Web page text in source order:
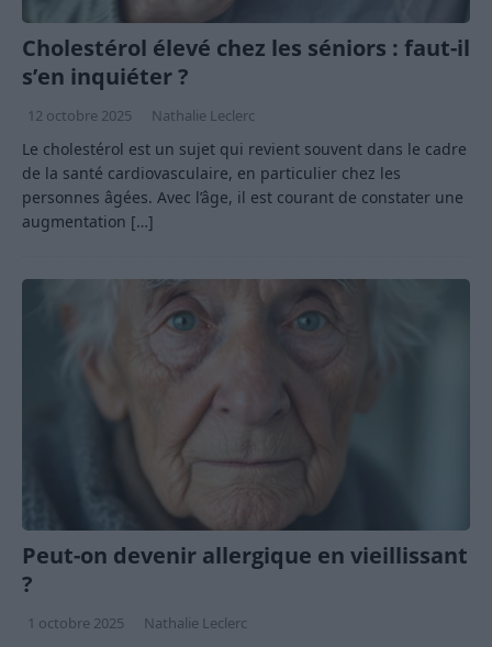
Cholestérol élevé chez les séniors : faut-il
s’en inquiéter ?
12 octobre 2025 Nathalie Leclerc
Le cholestérol est un sujet qui revient souvent dans le cadre
de la santé cardiovasculaire, en particulier chez les
personnes âgées. Avec l’âge, il est courant de constater une
augmentation […]
Peut-on devenir allergique en vieillissant
?
1 octobre 2025 Nathalie Leclerc